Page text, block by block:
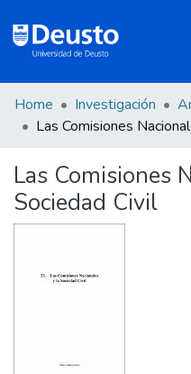
DeustoTeka
Communities
&
Collections
All of DSpace
Home Investigación
Las Comisiones
Sociedad Civil